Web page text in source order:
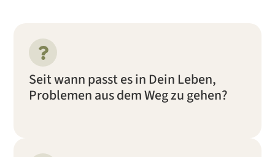
Seit wann passt es in Dein Leben,
Problemen aus dem Weg zu gehen?